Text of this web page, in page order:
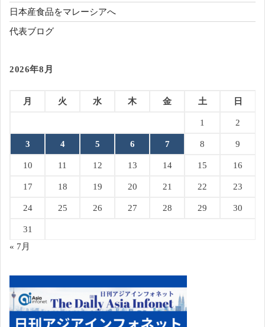
日本産食品をマレーシアへ
代表ブログ
2026年8月
月 火 水 木 金 土 日
1 2
3 4 5 6 7 8 9
10 11 12 13 14 15 16
17 18 19 20 21 22 23
24 25 26 27 28 29 30
31
« 7月